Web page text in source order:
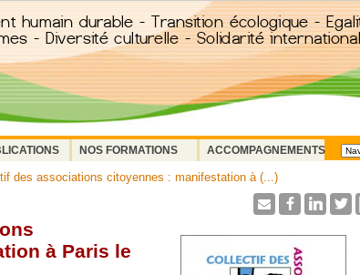
NOS FORMATIONS
ACCOMPAGNEMENTS
des associations citoyennes : manifestation à (...)
à Paris le